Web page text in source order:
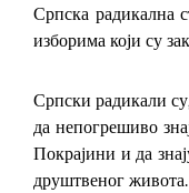
Српска радикална
изборима који су
Српски радикали
да непогрешиво
Покрајини и да
друштвеног живота.